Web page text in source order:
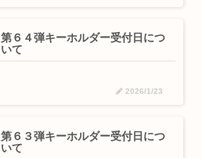
第６４弾キーホルダー受付日につ
いて
2026/1/23
第６３弾キーホルダー受付日につ
いて